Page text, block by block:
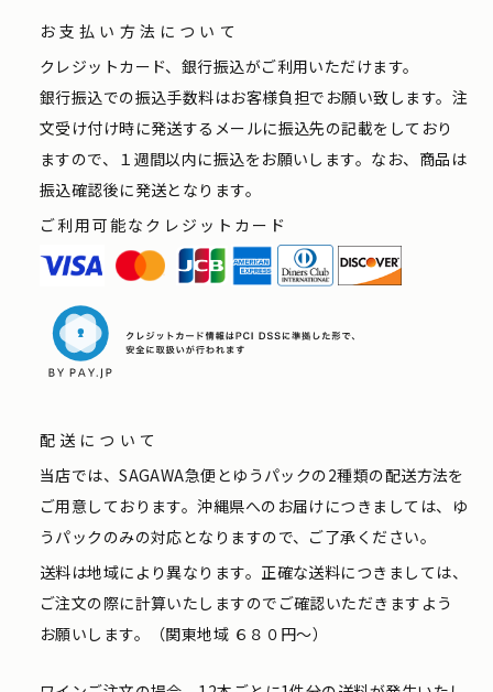
お支払い方法について
クレジットカード、銀行振込がご利用いただけます。
銀行振込での振込手数料はお客様負担でお願い致します。注
文受け付け時に発送するメールに振込先の記載をしており
ますので、１週間以内に振込をお願いします。なお、商品は
振込確認後に発送となります。
ご利用可能なクレジットカード
配送について
当店では、SAGAWA急便とゆうパックの2種類の配送方法を
ご用意しております。沖縄県へのお届けにつきましては、ゆ
うパックのみの対応となりますので、ご了承ください。
送料は地域により異なります。正確な送料につきましては、
ご注文の際に計算いたしますのでご確認いただきますよう
お願いします。（関東地域 ６８０円〜）